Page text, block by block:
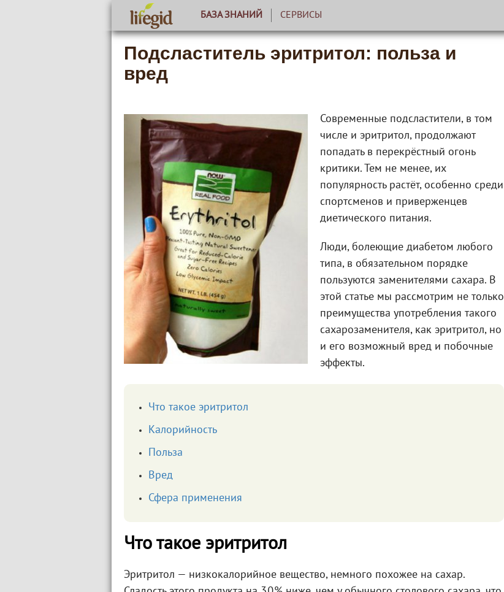
БАЗА ЗНАНИЙ СЕРВИСЫ
Подсластитель эритритол: польза и
вред
Современные подсластители, в том
числе и эритритол, продолжают
попадать в перекрёстный огонь
критики. Тем не менее, их
популярность растёт, особенно среди
спортсменов и приверженцев
диетического питания.
Люди, болеющие диабетом любого
типа, в обязательном порядке
пользуются заменителями сахара. В
этой статье мы рассмотрим не только
преимущества употребления такого
сахарозаменителя, как эритритол, но
и его возможный вред и побочные
эффекты.
Что такое эритритол
Калорийность
Польза
Вред
Сфера применения
Что такое эритритол
Эритритол — низкокалорийное вещество, немного похожее на сахар.